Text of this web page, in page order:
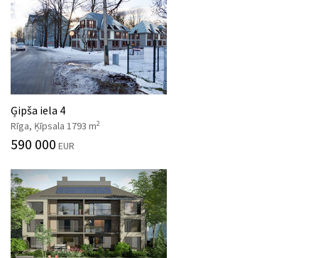
Ģipša iela 4
Rīga, Ķīpsala 1793 m2
590 000 EUR